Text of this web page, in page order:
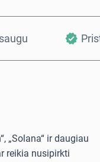
„Solana“ ir daugiau
reikia nusipirkti